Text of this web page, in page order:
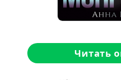
Читать